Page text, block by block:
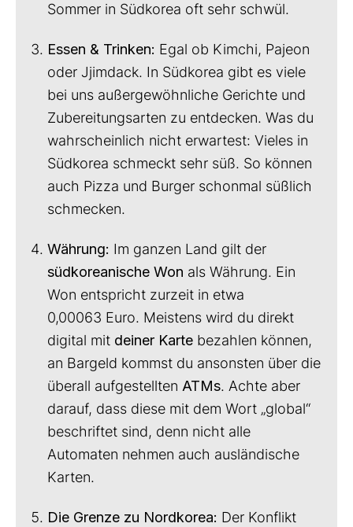
Sommer in Südkorea oft sehr schwül.
Essen & Trinken: Egal ob Kimchi, Pajeon
oder Jjimdack. In Südkorea gibt es viele
bei uns außergewöhnliche Gerichte und
Zubereitungsarten zu entdecken. Was du
wahrscheinlich nicht erwartest: Vieles in
Südkorea schmeckt sehr süß. So können
auch Pizza und Burger schonmal süßlich
schmecken.
Währung: Im ganzen Land gilt der
südkoreanische Won als Währung. Ein
Won entspricht zurzeit in etwa
0,00063 Euro. Meistens wird du direkt
digital mit deiner Karte bezahlen können,
an Bargeld kommst du ansonsten über die
überall aufgestellten ATMs. Achte aber
darauf, dass diese mit dem Wort „global“
beschriftet sind, denn nicht alle
Automaten nehmen auch ausländische
Karten.
Die Grenze zu Nordkorea: Der Konflikt